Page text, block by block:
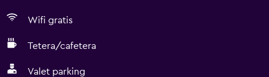
Wifi gratis
Tetera/cafetera
Valet parking